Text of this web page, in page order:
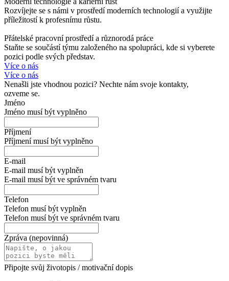
Rozvíjejte se s námi v prostředí moderních technologií a využijte
příležitostí k profesnímu růstu.
Přátelské pracovní prostředí a různorodá práce
Staňte se součástí týmu založeného na spolupráci, kde si vyberete
pozici podle svých představ.
Více o nás
Více o nás
Nenašli jste vhodnou pozici? Nechte nám svoje kontakty,
ozveme se.
Jméno
Jméno musí být vyplněno
Příjmení
Příjmení musí být vyplněno
E-mail
E-mail musí být vyplněn
E-mail musí být ve správném tvaru
Telefon
Telefon musí být vyplněn
Telefon musí být ve správném tvaru
Zpráva (nepovinná)
Připojte svůj životopis / motivační dopis